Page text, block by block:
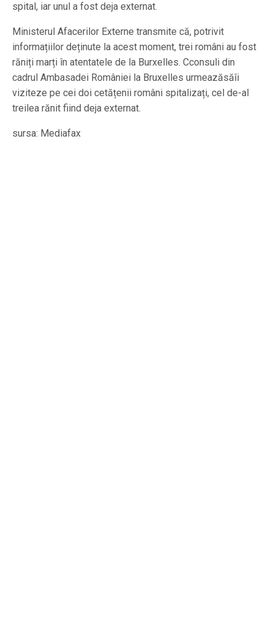
spital, iar unul a fost deja externat.
Ministerul Afacerilor Externe transmite că, potrivit
informațiilor deținute la acest moment, trei români au fost
răniți marți în atentatele de la Burxelles. Cconsuli din
cadrul Ambasadei României la Bruxelles urmeazăsăîi
viziteze pe cei doi cetățenii români spitalizați, cel de-al
treilea rănit fiind deja externat.
sursa: Mediafax